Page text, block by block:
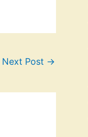
Next Post →